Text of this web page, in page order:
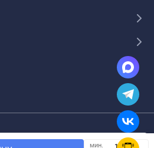
мин.
чтобы сайт был лучше для